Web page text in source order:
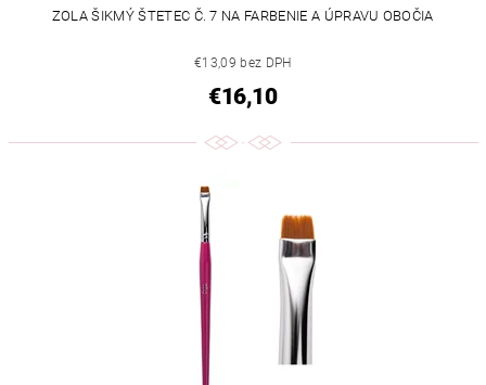
ZOLA ŠIKMÝ ŠTETEC Č. 7 NA FARBENIE A ÚPRAVU OBOČIA
€13,09 bez DPH
€16,10